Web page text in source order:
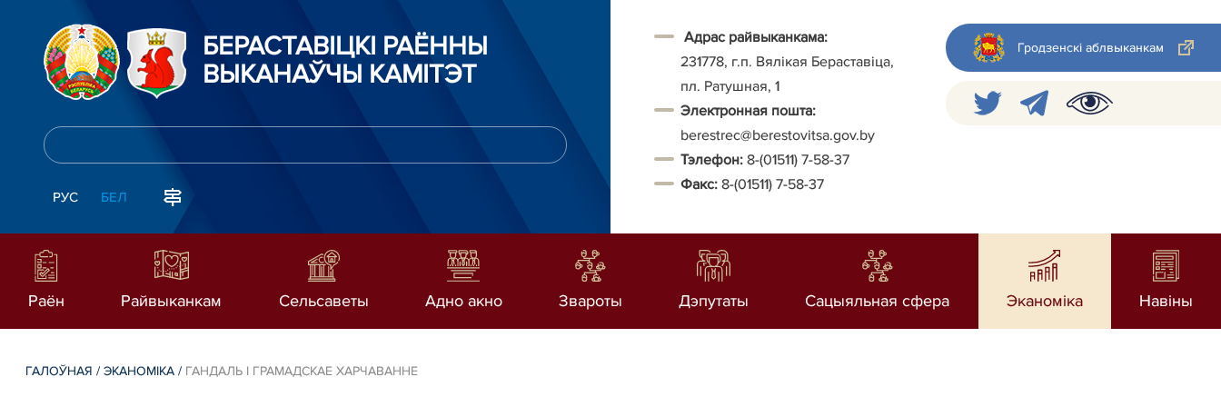
БЕРАСТАВIЦКI РАЁННЫ
ВЫКАНАЎЧЫ КАМІТЭТ
РУС БЕЛ
Адрас райвыканкама:
231778, г.п. Вялікая Бераставіца,
пл. Ратушная, 1
Электронная пошта:
berestrec@berestovitsa.gov.by
Тэлефон: 8-(01511) 7-58-37
Факс: 8-(01511) 7-58-37
Гродзенскі аблвыканкам
Раён Райвыканкам Сельсаветы Адно акно Звароты Дэпутаты Сацыяльная сфера Эканоміка Навiны
ГАЛОЎНАЯ /ЭКАНОМІКА / ГАНДАЛЬ І ГРАМАДСКАЕ ХАРЧАВАННЕ